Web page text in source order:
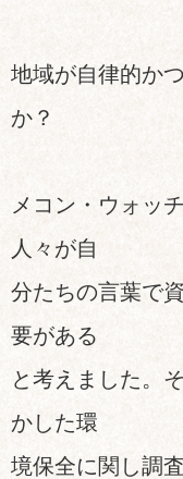
地域が自律的か
か？
メコン・ウォッ
人々が自
分たちの言葉で
要がある
と考えました。
かした環
境保全に関し調